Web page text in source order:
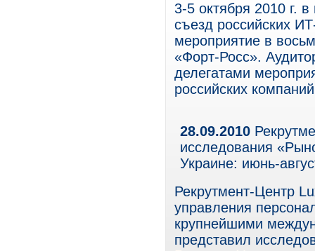
3-5 октября 2010 г.
съезд российских
мероприятие в
«Форт-Росс».
делегатами
российских
28.09.2010
исследования
Украине: июнь-
Рекрутмент-Центр
управления
крупнейшими
представил